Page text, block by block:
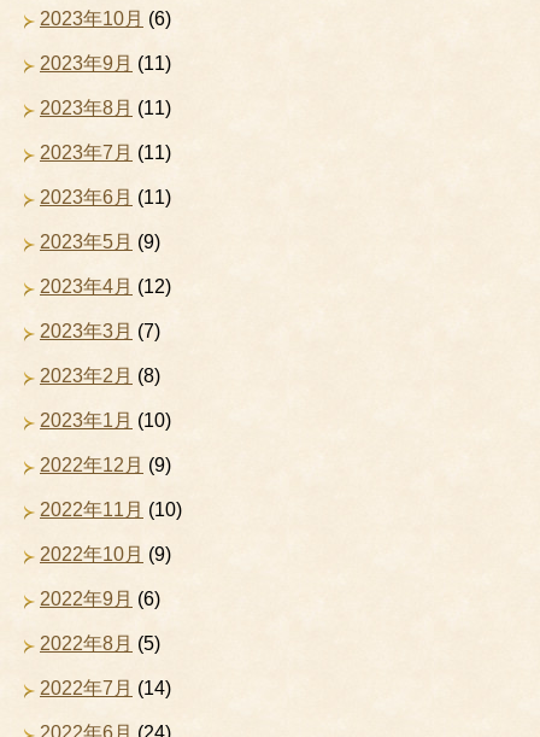
2023年10月 (6)
2023年9月 (11)
2023年8月 (11)
2023年7月 (11)
2023年6月 (11)
2023年5月 (9)
2023年4月 (12)
2023年3月 (7)
2023年2月 (8)
2023年1月 (10)
2022年12月 (9)
2022年11月 (10)
2022年10月 (9)
2022年9月 (6)
2022年8月 (5)
2022年7月 (14)
2022年6月 (24)